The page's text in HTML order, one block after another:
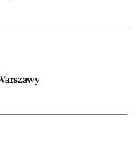
m. st. Warszawy
otoczenie Biblioteki